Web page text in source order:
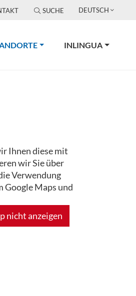
SUCHE DEUTSCH
(CURRENT)INLINGUA
Ihnen diese mit
wir Sie über
Verwendung
Google Maps und
nicht anzeigen